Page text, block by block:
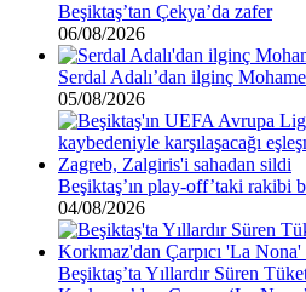
Beşiktaş’tan Çekya’da zafer
06/08/2026
Serdal Adalı’dan ilginç
05/08/2026
Beşiktaş’ın play-off’taki rakibi
04/08/2026
Beşiktaş’ta Yıllardır Süren